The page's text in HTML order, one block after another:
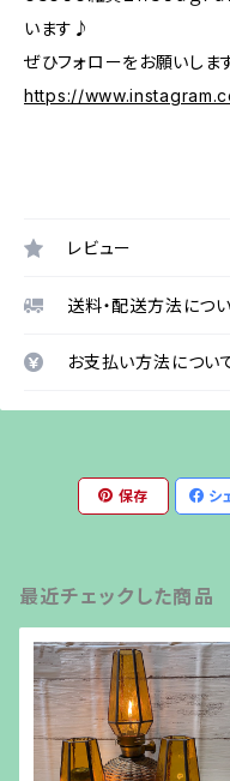
います♪
ぜひフォローをお願いします
https://
レビュー
送料・配送方法につ
お支払い方法につい
保存 シ
最近チェックした商品